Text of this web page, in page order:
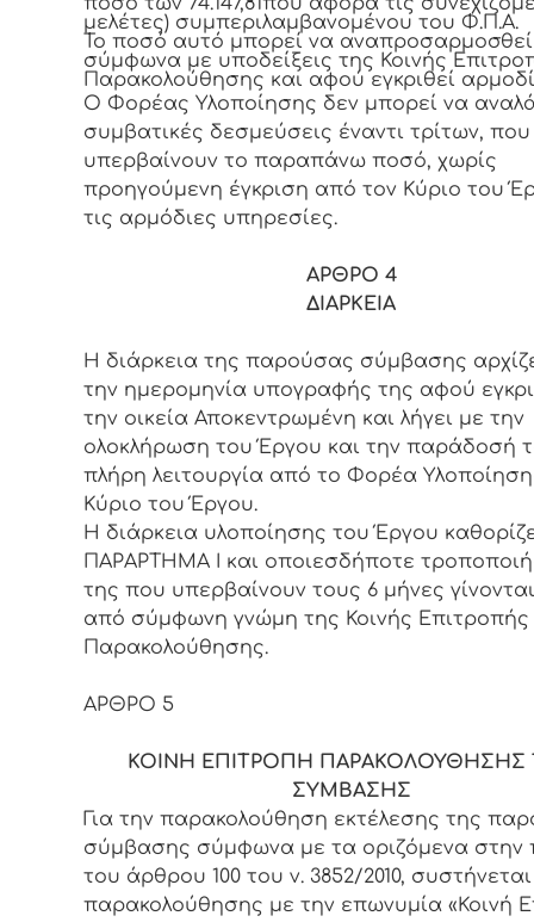
μελέτες) συμπεριλαμβανομένου του Φ.Π.Α.
Το ποσό αυτό μπορεί να αναπροσαρμοσθεί
σύμφωνα με υποδείξεις της Κοινής
Παρακολούθησης και αφού εγκριθεί
Ο Φορέας Υλοποίησης δεν μπορεί να
συμβατικές δεσμεύσεις έναντι τρίτων, που
υπερβαίνουν το παραπάνω ποσό, χωρίς
προηγούμενη έγκριση από τον Κύριο του
τις αρμόδιες υπηρεσίες.
ΑΡΘΡΟ 4
ΔΙΑΡΚΕΙΑ
Η διάρκεια της παρούσας σύμβασης
την ημερομηνία υπογραφής της αφού
την οικεία Αποκεντρωμένη και λήγει με την
ολοκλήρωση του Έργου και την παράδοσή
πλήρη λειτουργία από το Φορέα
Κύριο του Έργου.
H διάρκεια υλοποίησης του Έργου
ΠΑΡΑΡΤΗΜΑ Ι και οποιεσδήποτε
της που υπερβαίνουν τους 6 μήνες
από σύμφωνη γνώμη της Κοινής Επιτροπής
Παρακολούθησης.
ΑΡΘΡΟ 5
ΚΟΙΝΗ ΕΠΙΤΡΟΠΗ ΠΑΡΑΚΟΛΟΥΘΗΣΗΣ
ΣΥΜΒΑΣΗΣ
Για την παρακολούθηση εκτέλεσης της
σύμβασης σύμφωνα με τα οριζόμενα στην
του άρθρου 100 του ν. 3852/2010,
παρακολούθησης με την επωνυμία «Κοινή